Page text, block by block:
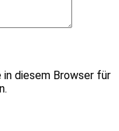
in diesem Browser für